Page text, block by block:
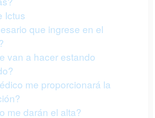
Ictus
que ingrese en el
van a hacer estando
me proporcionará la
me darán el alta?